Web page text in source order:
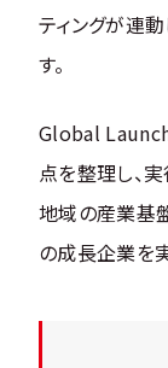
ティングが連
す。
Global
点を整理し、
地域の産業基
の成長企業を